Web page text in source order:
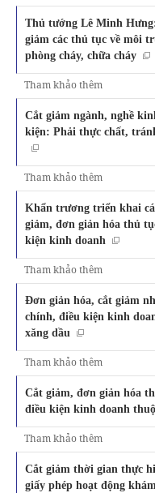
Thủ tướng Lê Minh
giảm các thủ tục về môi
phòng cháy, chữa cháy
Tham khảo thêm
Cắt giảm ngành, nghề
kiện: Phải thực chất,
Tham khảo thêm
Khẩn trương triển khai
giảm, đơn giản hóa thủ
kiện kinh doanh
Tham khảo thêm
Đơn giản hóa, cắt giảm
chính, điều kiện kinh
xăng dầu
Tham khảo thêm
Cắt giảm, đơn giản hóa
điều kiện kinh doanh
Tham khảo thêm
Cắt giảm thời gian thực
giấy phép hoạt động